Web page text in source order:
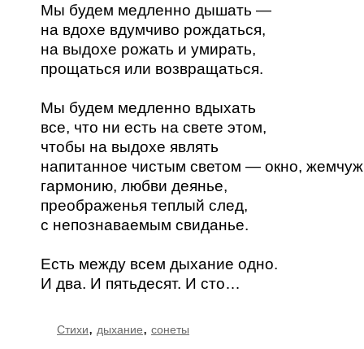
Мы будем медленно дышать —
на вдохе вдумчиво рождаться,
на выдохе рожать и умирать,
прощаться или возвращаться.
Мы будем медленно вдыхать
все, что ни есть на свете этом,
чтобы на выдохе являть
напитанное чистым светом — окно,
гармонию, любви деянье,
преображенья теплый след,
с непознаваемым свиданье.
Есть между всем дыхание одно.
И два. И пятьдесят. И сто…
Стихи, дыхание, сонеты